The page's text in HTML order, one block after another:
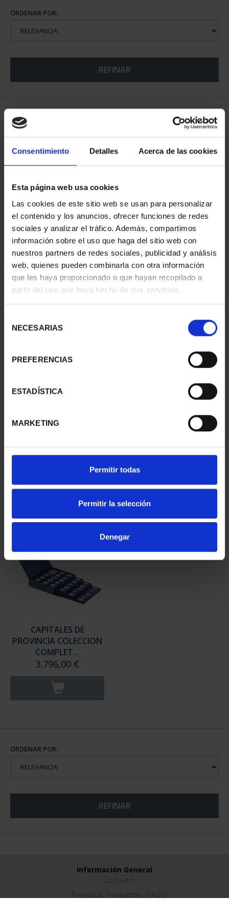
Consentimiento Detalles Acerca de las cookies
Esta página web usa cookies
Las cookies de este sitio web se usan para personalizar
el contenido y los anuncios, ofrecer funciones de redes
sociales y analizar el tráfico. Además, compartimos
información sobre el uso que haga del sitio web con
nuestros partners de redes sociales, publicidad y análisis
web, quienes pueden combinarla con otra información
que les haya proporcionado o que hayan recopilado a
partir del uso que haya hecho de sus servicios.
NECESARIAS
PREFERENCIAS
ESTADÍSTICA
MARKETING
Permitir todas
Permitir la selección
Denegar
ORDENAR POR:
5 Productos encontrados
SUSCRIPCIÓN
CAPITALES DE
PROVINCIA 1
949,00 €
Sólo para usuarios
registrados
SUSCRIPCIÓN
CAPITALES DE
PROVINCIA 2
949,00 €
Sólo para usuarios
registrados
PROVINCIA 3
registrados
PROVINCIA 4
registrados
CAPITALES DE
PROVINCIA COLECCION
COMPLET...
3.796,00 €
ORDENAR POR:
Información General